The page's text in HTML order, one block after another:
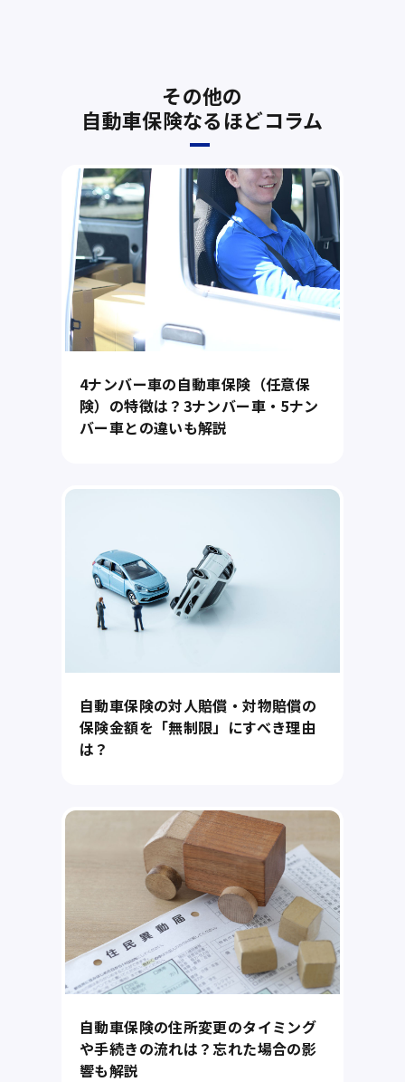
その他の
自動車保険なるほどコラム
4ナンバー車の自動車保険（任意保
険）の特徴は？3ナンバー車・5ナン
バー車との違いも解説
自動車保険の対人賠償・対物賠償の
保険金額を「無制限」にすべき理由
は？
自動車保険の住所変更のタイミング
や手続きの流れは？忘れた場合の影
響も解説